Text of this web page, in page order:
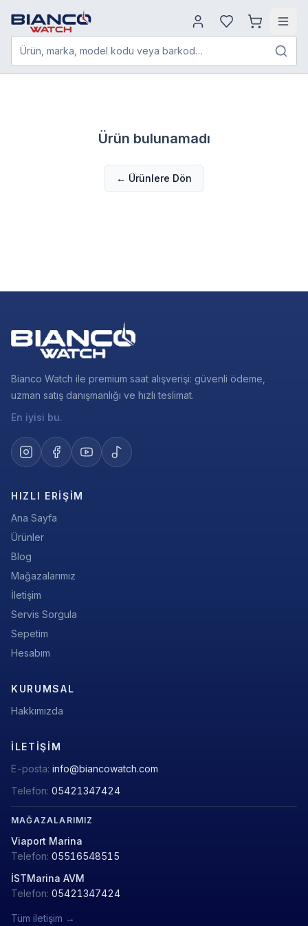
Ürün, marka, model kodu veya barkod…
Ürün bulunamadı
← Ürünlere Dön
Bianco Watch ile premium saat alışverişi: güvenli ödeme,
uzman satış danışmanlığı ve hızlı teslimat.
En iyisi bu.
HIZLI ERIŞIM
Ana Sayfa
Ürünler
Blog
Mağazalarımız
İletişim
Servis Sorgula
Sepetim
Hesabım
KURUMSAL
Hakkımızda
İLETIŞIM
E-posta: info@biancowatch.com
Telefon: 05421347424
MAĞAZALARIMIZ
Viaport Marina
Telefon: 05516548515
İSTMarina AVM
Telefon: 05421347424
Tüm iletişim →